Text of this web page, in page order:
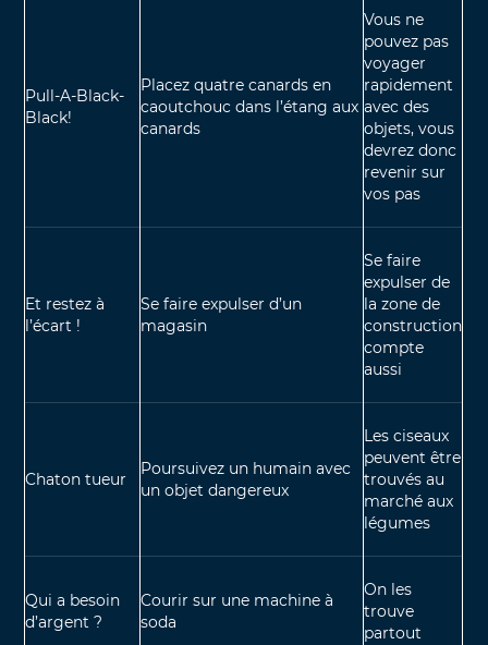
Pull-A-Black-
Black!
Placez quatre canards en
caoutchouc dans l’étang aux
canards
Vous ne
pouvez pas
voyager
rapidement
avec des
objets, vous
devrez donc
revenir sur
vos pas
Et restez à
l’écart !
Se faire expulser d’un
magasin
Se faire
expulser de
la zone de
construction
compte
aussi
Chaton tueur
Poursuivez un humain avec
un objet dangereux
Les ciseaux
peuvent être
trouvés au
marché aux
légumes
Qui a besoin
d’argent ?
Courir sur une machine à
soda
On les
trouve
partout